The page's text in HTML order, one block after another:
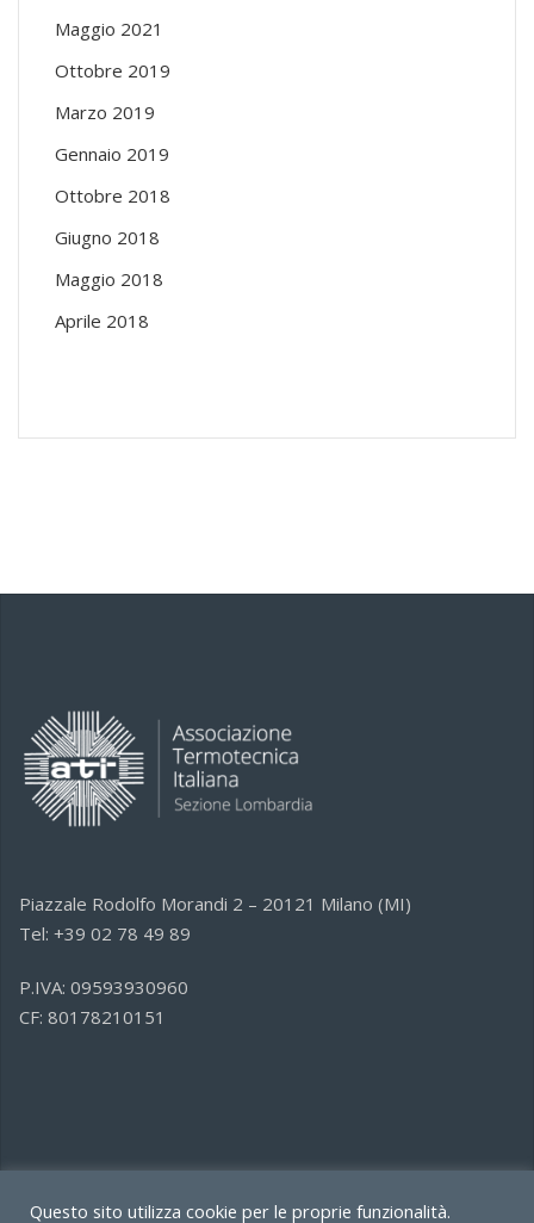
Maggio 2021
Ottobre 2019
Marzo 2019
Gennaio 2019
Ottobre 2018
Giugno 2018
Maggio 2018
Aprile 2018
Piazzale Rodolfo Morandi 2 – 20121 Milano (MI)
Tel: +39 02 78 49 89
P.IVA: 09593930960
CF: 80178210151
Questo sito utilizza cookie per le proprie funzionalità.